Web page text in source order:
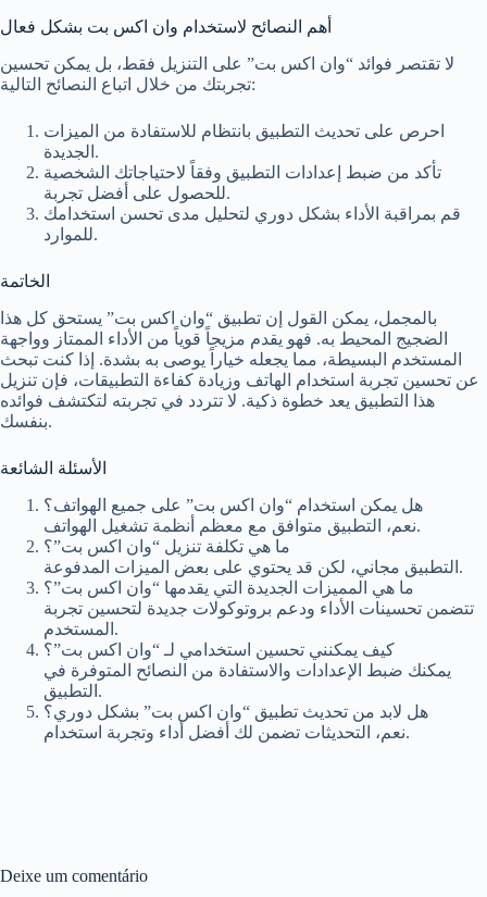
أهم النصائح لاستخدام وان اكس بت بشكل فعال
لا تقتصر فوائد “وان اكس بت” على التنزيل فقط، بل يمكن تحسين
تجربتك من خلال اتباع النصائح التالية:
احرص على تحديث التطبيق بانتظام للاستفادة من الميزات
الجديدة.
تأكد من ضبط إعدادات التطبيق وفقاً لاحتياجاتك الشخصية
للحصول على أفضل تجربة.
قم بمراقبة الأداء بشكل دوري لتحليل مدى تحسن استخدامك
للموارد.
الخاتمة
بالمجمل، يمكن القول إن تطبيق “وان اكس بت” يستحق كل هذا
الضجيج المحيط به. فهو يقدم مزيجاً قوياً من الأداء الممتاز وواجهة
المستخدم البسيطة، مما يجعله خياراً يوصى به بشدة. إذا كنت تبحث
عن تحسين تجربة استخدام الهاتف وزيادة كفاءة التطبيقات، فإن تنزيل
هذا التطبيق يعد خطوة ذكية. لا تتردد في تجربته لتكتشف فوائده
بنفسك.
الأسئلة الشائعة
هل يمكن استخدام “وان اكس بت” على جميع الهواتف؟
نعم، التطبيق متوافق مع معظم أنظمة تشغيل الهواتف.
ما هي تكلفة تنزيل “وان اكس بت”؟
التطبيق مجاني، لكن قد يحتوي على بعض الميزات المدفوعة.
ما هي المميزات الجديدة التي يقدمها “وان اكس بت”؟
تتضمن تحسينات الأداء ودعم بروتوكولات جديدة لتحسين تجربة
المستخدم.
كيف يمكنني تحسين استخدامي لـ “وان اكس بت”؟
يمكنك ضبط الإعدادات والاستفادة من النصائح المتوفرة في
التطبيق.
هل لابد من تحديث تطبيق “وان اكس بت” بشكل دوري؟
نعم، التحديثات تضمن لك أفضل أداء وتجربة استخدام.
Deixe um comentário